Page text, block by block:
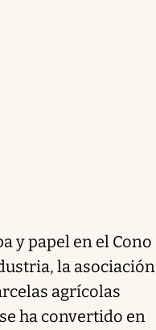
y papel en el Cono
la asociación
agrícolas
ha convertido en